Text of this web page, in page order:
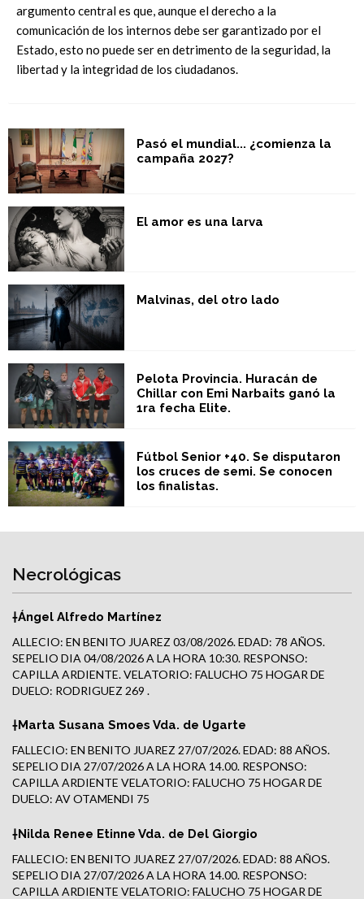
argumento central es que, aunque el derecho a la
comunicación de los internos debe ser garantizado por el
Estado, esto no puede ser en detrimento de la seguridad, la
libertad y la integridad de los ciudadanos.
Pasó el mundial... ¿comienza la
campaña 2027?
El amor es una larva
Malvinas, del otro lado
Pelota Provincia. Huracán de
Chillar con Emi Narbaits ganó la
1ra fecha Elite.
Fútbol Senior +40. Se disputaron
los cruces de semi. Se conocen
los finalistas.
Necrológicas
†Ángel Alfredo Martínez
ALLECIO: EN BENITO JUAREZ 03/08/2026. EDAD: 78 AÑOS.
SEPELIO DIA 04/08/2026 A LA HORA 10:30. RESPONSO:
CAPILLA ARDIENTE. VELATORIO: FALUCHO 75 HOGAR DE
DUELO: RODRIGUEZ 269 .
†Marta Susana Smoes Vda. de Ugarte
FALLECIO: EN BENITO JUAREZ 27/07/2026. EDAD: 88 AÑOS.
SEPELIO DIA 27/07/2026 A LA HORA 14.00. RESPONSO:
CAPILLA ARDIENTE VELATORIO: FALUCHO 75 HOGAR DE
DUELO: AV OTAMENDI 75
†Nilda Renee Etinne Vda. de Del Giorgio
FALLECIO: EN BENITO JUAREZ 27/07/2026. EDAD: 88 AÑOS.
SEPELIO DIA 27/07/2026 A LA HORA 14.00. RESPONSO:
CAPILLA ARDIENTE VELATORIO: FALUCHO 75 HOGAR DE